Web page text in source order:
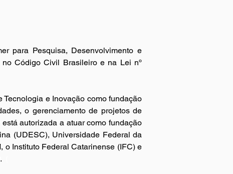
para Pesquisa, Desenvolvimento e
Código Civil Brasileiro e na Lei nº
e Inovação como fundação
o gerenciamento de projetos de
autorizada a atuar como fundação
(UDESC), Universidade Federal da